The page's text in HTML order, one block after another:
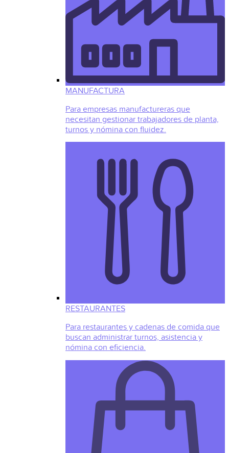
MANUFACTURA
Para empresas manufactureras que
necesitan gestionar trabajadores de planta,
turnos y nómina con fluidez.
RESTAURANTES
Para restaurantes y cadenas de comida que
buscan administrar turnos, asistencia y
nómina con eficiencia.